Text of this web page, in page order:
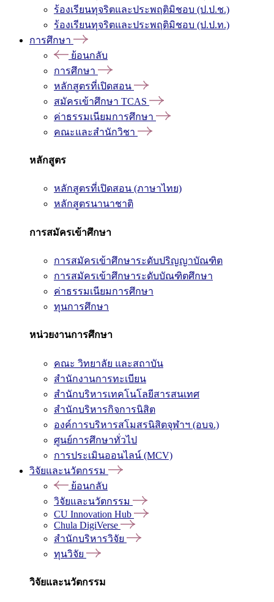
ร้องเรียนทุจริตและประพฤติมิชอบ (ป.ป.ช.)
ร้องเรียนทุจริตและประพฤติมิชอบ (ป.ป.ท.)
การศึกษา
ย้อนกลับ
การศึกษา
หลักสูตรที่เปิดสอน
สมัครเข้าศึกษา TCAS
ค่าธรรมเนียมการศึกษา
คณะและสำนักวิชา
หลักสูตร
หลักสูตรที่เปิดสอน (ภาษาไทย)
หลักสูตรนานาชาติ
การสมัครเข้าศึกษา
การสมัครเข้าศึกษาระดับปริญญาบัณฑิต
การสมัครเข้าศึกษาระดับบัณฑิตศึกษา
ค่าธรรมเนียมการศึกษา
ทุนการศึกษา
หน่วยงานการศึกษา
คณะ วิทยาลัย และสถาบัน
สำนักงานการทะเบียน
สำนักบริหารเทคโนโลยีสารสนเทศ
สำนักบริหารกิจการนิสิต
องค์การบริหารสโมสรนิสิตจุฬาฯ (อบจ.)
ศูนย์การศึกษาทั่วไป
การประเมินออนไลน์ (MCV)
วิจัยและนวัตกรรม
ย้อนกลับ
วิจัยและนวัตกรรม
CU Innovation Hub
Chula DigiVerse
สำนักบริหารวิจัย
ทุนวิจัย
วิจัยและนวัตกรรม